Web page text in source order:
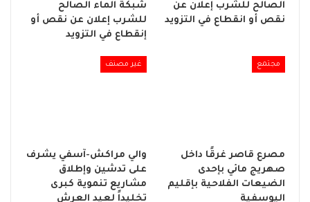
الصالح للشرب إعلان عن
نقص أو انقطاع في التزويد
شبكة الماء الصالح
للشرب إعلان عن نقص أو
إنقطاع في التزويد
مجتمع
مصرع قاصر غرقًا داخل
صهريج مائي بإحدى
الضيعات الفلاحية بإقليم
اليوسفية
غير مصنف
والي مراكش-آسفي يشرف
على تدشين وإطلاق
مشاريع تنموية كبرى
تخليداً لعيد العرش